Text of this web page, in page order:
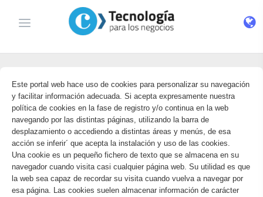
Este portal web hace uso de cookies para personalizar su navegación
y facilitar información adecuada. Si acepta expresamente nuestra
política de cookies en la fase de registro y/o continua en la web
navegando por las distintas páginas, utilizando la barra de
desplazamiento o accediendo a distintas áreas y menús, de esa
acción se inferir´ que acepta la instalación y uso de las cookies.
Una cookie es un pequeño fichero de texto que se almacena en su
navegador cuando visita casi cualquier página web. Su utilidad es que
la web sea capaz de recordar su visita cuando vuelva a navegar por
esa página. Las cookies suelen almacenar información de carácter